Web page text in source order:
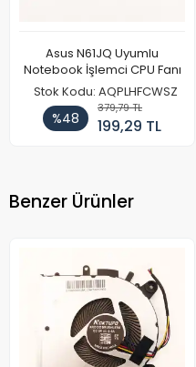
Asus N61JQ Uyumlu
Notebook İşlemci CPU Fanı
Stok Kodu: AQPLHFCWSZ
%48
379,79 TL
199,29 TL
Benzer Ürünler